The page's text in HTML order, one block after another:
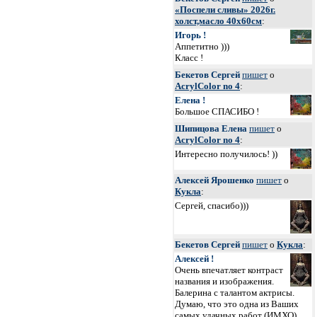
«Поспели сливы» 2026г.
холст,масло 40х60см:
Игорь !
Аппетитно )))
Класс !
Бекетов Сергей пишет о
AcrylColor no 4:
Елена !
Большое СПАСИБО !
Шипицова Елена пишет о
AcrylColor no 4:
Интересно получилось! ))
Алексей Ярошенко пишет о
Кукла:
Сергей, спасибо)))
Бекетов Сергей пишет о Кукла:
Алексей !
Очень впечатляет контраст
названия и изображения.
Балерина с талантом актрисы.
Думаю, что это одна из Ваших